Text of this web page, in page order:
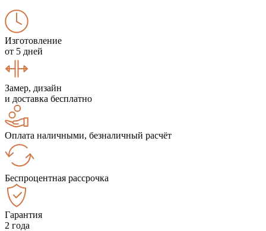
Изготовление
от 5 дней
Замер, дизайн
и доставка бесплатно
Оплата наличными, безналичный расчёт
Беспроцентная рассрочка
Гарантия
2 года